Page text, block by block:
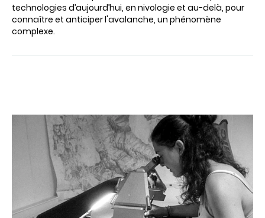
technologies d’aujourd’hui, en nivologie et au-delà, pour
connaître et anticiper l'avalanche, un phénomène
complexe.